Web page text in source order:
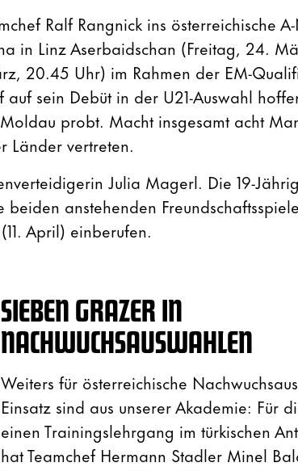
Ralf Rangnick ins österreichische
in Linz Aserbaidschan (Freitag, 24.
20.45 Uhr) im Rahmen der EM-
sein Debüt in der U21-Auswahl
probt. Macht insgesamt acht
Länder vertreten.
Julia Magerl. Die 19-
anstehenden
April) einberufen.
SIEBEN GRAZER IN
NACHWUCHSAUSWAHLEN
Weiters für österreichische
Einsatz sind aus unserer Akademie: Für
einen Trainingslehrgang im türkischen
hat Teamchef Hermann Stadler Minel